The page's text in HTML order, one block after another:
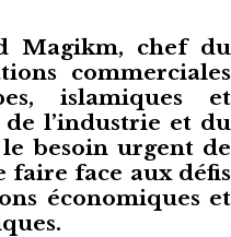
Magikm, chef du
commerciales
islamiques et
l’industrie et du
besoin urgent de
faire face aux défis
économiques et